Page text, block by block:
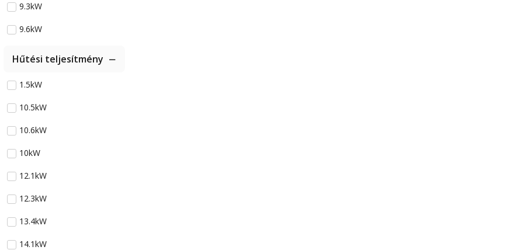
9.3kW
9.6kW
Hűtési teljesítmény
1.5kW
10.5kW
10.6kW
10kW
12.1kW
12.3kW
13.4kW
14.1kW